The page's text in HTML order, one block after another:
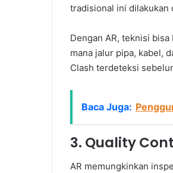
tradisional ini dilakukan
Dengan AR, teknisi
mana jalur pipa, kabel,
Clash terdeteksi
Baca Juga:
3. Quality
AR memungkinkan